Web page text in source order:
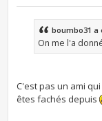
boumbo31 a
On me l'a
C'est pas un ami
êtes fachés depuis